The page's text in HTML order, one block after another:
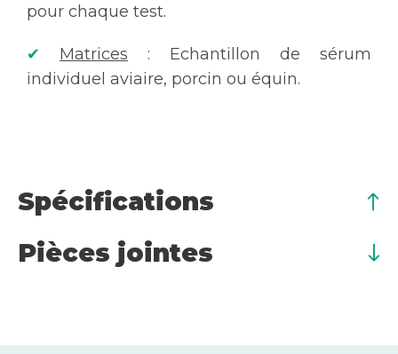
pour chaque test.
✔ Matrices : Echantillon de sérum
individuel aviaire, porcin ou équin.
Spécifications
Pièces jointes